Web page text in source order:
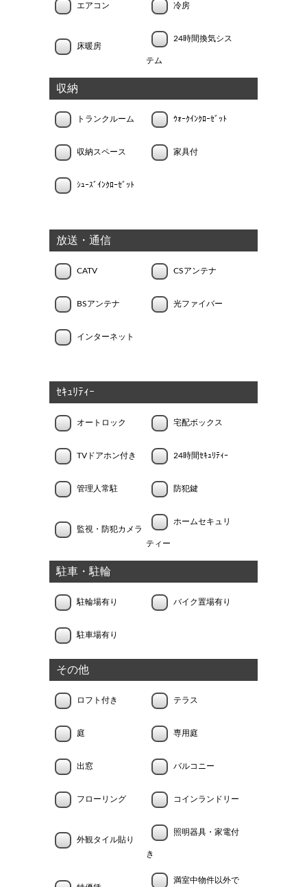
エアコン 冷房
床暖房
24時間換気シス
テム
収納
トランクルーム ｳｫｰｸｲﾝｸﾛｰｾﾞｯﾄ
収納スペース 家具付
ｼｭｰｽﾞｲﾝｸﾛｰｾﾞｯﾄ
放送・通信
CATV CSアンテナ
BSアンテナ 光ファイバー
インターネット
ｾｷｭﾘﾃｨｰ
オートロック 宅配ボックス
TVドアホン付き 24時間ｾｷｭﾘﾃｨｰ
管理人常駐 防犯鍵
監視・防犯カメラ
ホームセキュリ
ティー
駐車・駐輪
駐輪場有り バイク置場有り
駐車場有り
その他
ロフト付き テラス
庭 専用庭
出窓 バルコニー
フローリング コインランドリー
外観タイル貼り
照明器具・家電付
き
満室中物件以外で